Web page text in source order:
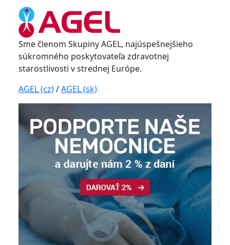
Sme členom Skupiny AGEL, najúspešnejšieho
súkromného poskytovateľa zdravotnej
starostlivosti v strednej Európe.
AGEL (cz)/AGEL (sk)